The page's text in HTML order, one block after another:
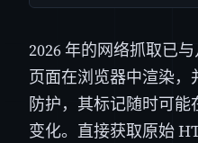
2026 年的网络抓取已
页面在浏览器中渲染
防护，其标记随时可
变化。直接获取原始